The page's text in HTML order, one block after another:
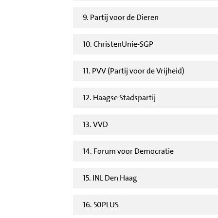
9. Partij voor de Dieren
10. ChristenUnie-SGP
11. PVV (Partij voor de Vrijheid)
12. Haagse Stadspartij
13. VVD
14. Forum voor Democratie
15. INL Den Haag
16. 50PLUS